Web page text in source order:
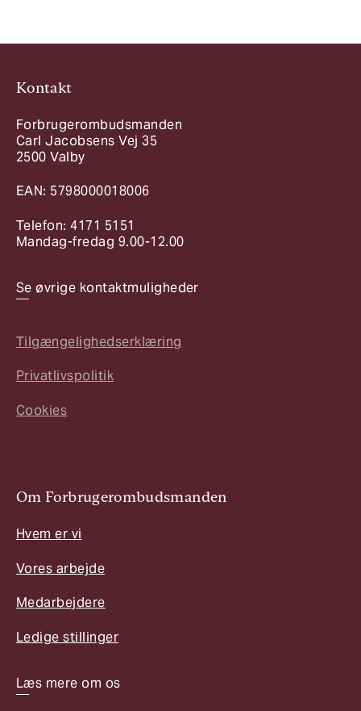
Kontakt
Forbrugerombudsmanden
Carl Jacobsens Vej 35
2500 Valby
EAN: 5798000018006
Telefon: 4171 5151
Mandag-fredag 9.00-12.00
Se øvrige kontaktmuligheder
Tilgængelighedserklæring
Privatlivspolitik
Cookies
Om Forbrugerombudsmanden
Hvem er vi
Vores arbejde
Medarbejdere
Ledige stillinger
Læs mere om os